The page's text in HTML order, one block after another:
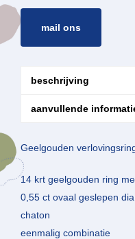
mail ons
beschrijving
aanvullende
Geelgouden
14 krt geelgouden ring
0,55 ct ovaal geslepen
chaton
eenmalig combinatie